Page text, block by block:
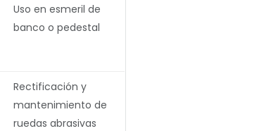
Uso en esmeril de
banco o pedestal
Rectificación y
mantenimiento de
ruedas abrasivas